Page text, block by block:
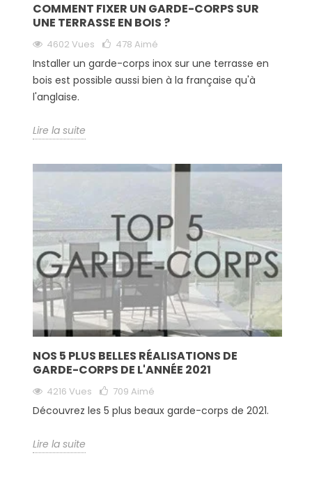
COMMENT FIXER UN GARDE-CORPS SUR
UNE TERRASSE EN BOIS ?
4602 Vues 478 Aimé
Installer un garde-corps inox sur une terrasse en
bois est possible aussi bien à la française qu'à
l'anglaise.
Lire la suite
NOS 5 PLUS BELLES RÉALISATIONS DE
GARDE-CORPS DE L'ANNÉE 2021
4216 Vues 709 Aimé
Découvrez les 5 plus beaux garde-corps de 2021.
Lire la suite